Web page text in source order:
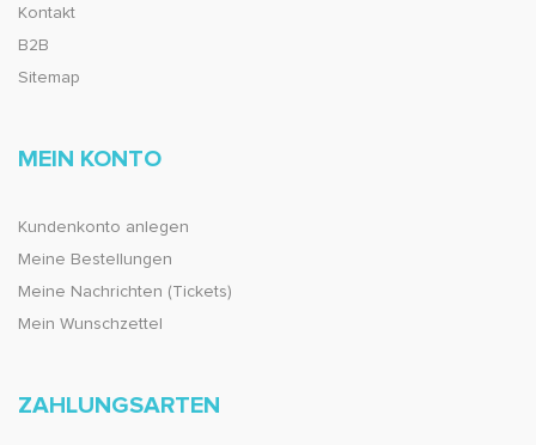
Kontakt
B2B
Sitemap
MEIN KONTO
Kundenkonto anlegen
Meine Bestellungen
Meine Nachrichten (Tickets)
Mein Wunschzettel
ZAHLUNGSARTEN